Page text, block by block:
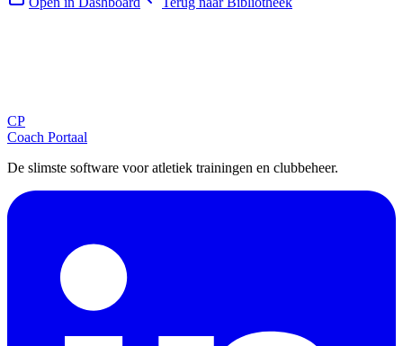
CP
Coach Portaal
De slimste software voor atletiek trainingen en clubbeheer.